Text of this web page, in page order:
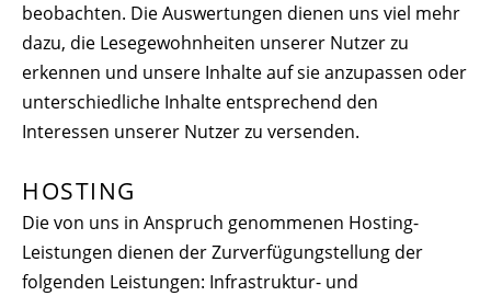
beobachten. Die Auswertungen dienen uns viel mehr
dazu, die Lesegewohnheiten unserer Nutzer zu
erkennen und unsere Inhalte auf sie anzupassen oder
unterschiedliche Inhalte entsprechend den
Interessen unserer Nutzer zu versenden.
HOSTING
Die von uns in Anspruch genommenen Hosting-
Leistungen dienen der Zurverfügungstellung der
folgenden Leistungen: Infrastruktur- und